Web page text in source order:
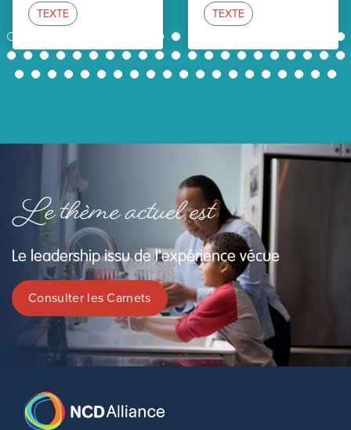
TEXTE TEXTE
1 10 11
21
22
23 24 25 26 27 28 29 30 31 32 33 34 35 36 37 38 39 40 41
42
43
44 45 46 47 48 49 50 51 52 53 54 55 56 57 58 59 60 61 62
Le thème actuel est
Le leadership issu de l'expérience vécue
Consulter les Carnets